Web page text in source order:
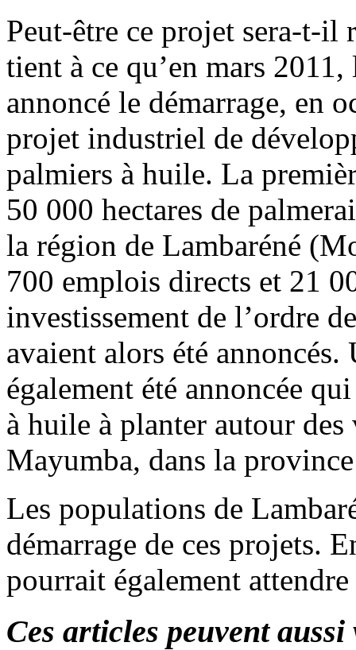
Peut-être ce projet sera-t-il
tient à ce qu’en mars
annoncé le démarrage, en
projet industriel de
palmiers à huile. La
50 000 hectares de
la région de Lambaréné
700 emplois directs et 21
investissement de l’ordre
avaient alors été annoncés.
également été annoncée
à huile à planter autour
Mayumba, dans la
Les populations de
démarrage de ces projets.
pourrait également
Ces articles peuvent